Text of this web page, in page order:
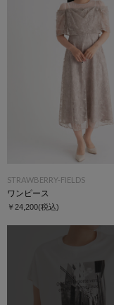
STRAWBERRY-FIELDS
ワンピース
￥24,200(税込)